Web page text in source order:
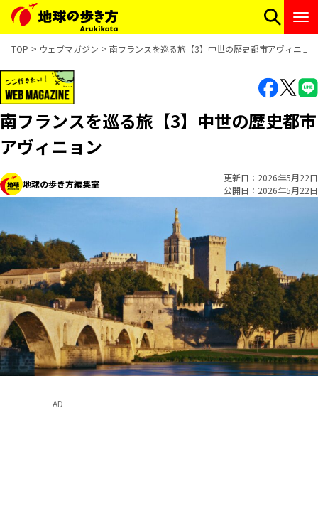
TOP ウェブマガジン 南フランスを巡る旅【3】中世の歴史都市アヴィニョン
南フランスを巡る旅【3】中世の歴史都市
アヴィニョン
地球の歩き方編集室
更新日
2026年5月22日
公開日
2026年5月22日
AD